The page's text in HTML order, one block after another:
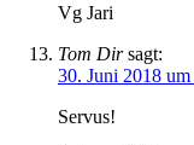
Vg Jari
Tom Dir sagt:
30. Juni 2018
Servus!